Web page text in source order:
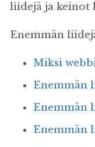
liidejä ja keinot
Enemmän
Miksi
Enemmän
Enemmän
Enemmän